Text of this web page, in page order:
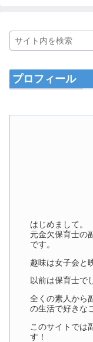
プロフィール
はじめまして。
元金欠保育士の
です。
趣味は女子会と
以前は保育士で
全くの素人から
の生活で好きな
このサイトでは
す！